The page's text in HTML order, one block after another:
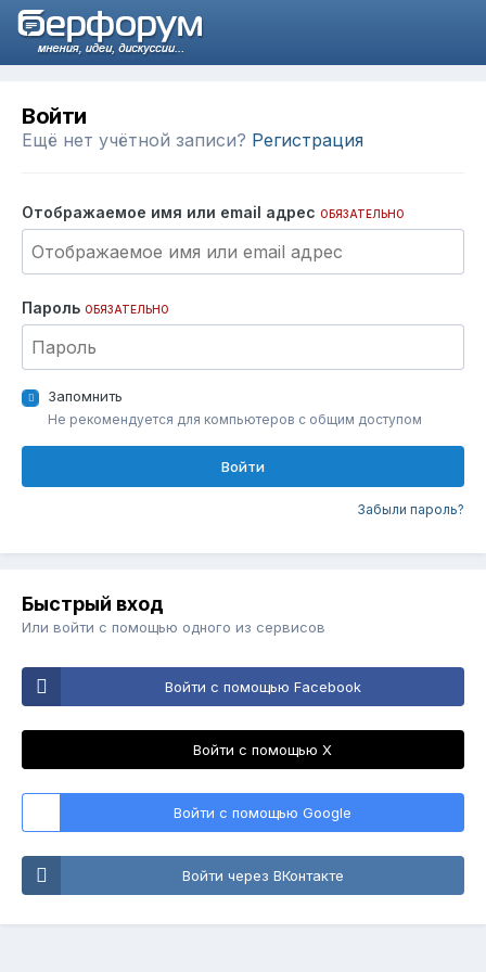
Войти
Ещё нет учётной записи? Регистрация
Отображаемое имя или email адрес ОБЯЗАТЕЛЬНО
Пароль ОБЯЗАТЕЛЬНО
Запомнить
Не рекомендуется для компьютеров с общим доступом
Войти
Забыли пароль?
Быстрый вход
Или войти с помощью одного из сервисов
Войти с помощью Facebook
Войти с помощью X
Войти с помощью Google
Войти через ВКонтакте